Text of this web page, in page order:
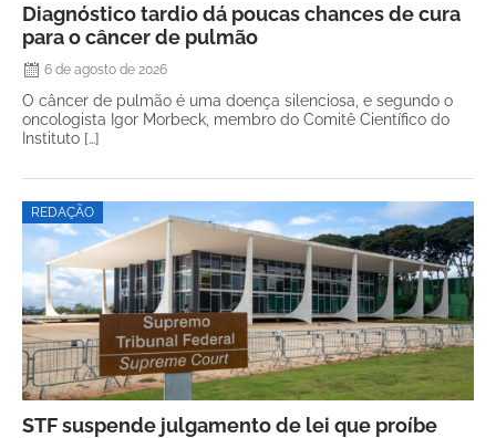
Diagnóstico tardio dá poucas chances de cura
para o câncer de pulmão
6 de agosto de 2026
O câncer de pulmão é uma doença silenciosa, e segundo o
oncologista Igor Morbeck, membro do Comitê Científico do
Instituto […]
REDAÇÃO
STF suspende julgamento de lei que proíbe